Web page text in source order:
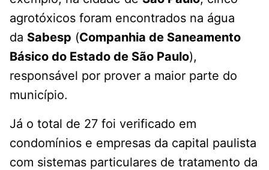
agrotóxicos foram encontrados na água
da Sabesp (Companhia de Saneamento
Básico do Estado de São Paulo),
responsável por prover a maior parte do
município.
Já o total de 27 foi verificado em
condomínios e empresas da capital paulista
com sistemas particulares de tratamento da